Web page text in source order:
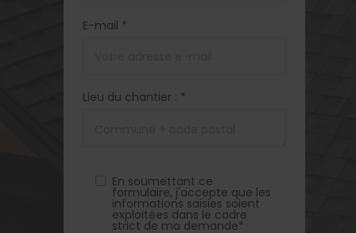
E-mail *
Lieu du chantier : *
En soumettant ce
formulaire, j'accepte que les
informations saisies soient
exploitées dans le cadre
strict de ma demande*